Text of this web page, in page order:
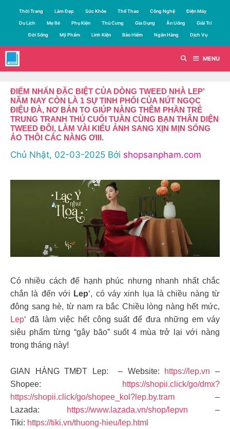
dung
Thời Trang Làm Đẹp Sức Khỏe Thể Thao Công Nghệ Điện Máy
Du Lịch Mẹ Bé Phụ Kiện Thú Cưng Gia Dụng Ăn Uống Giải Trí
Đời Sống Mỹ Phẩm Linh Kiện Bảo Hiểm Ngân Hàng Dịch Vụ
MENU
ĐIỂM NHẤN ĐẶC BIỆT CỦA DÒNG TWEED NHÀ LEP’
NĂM NAY CÒN LÀ 1 SỰ TINH PHỐI CỦA NÚT NGỌC
ĐIỆU ĐÀ, NƠ BẢN TO GIÚP NÀNG THÊM PHẦN TRẺ
TRUNG TRANH THỦ CUỐI TUẦN CÙNG BẠN THÂN DIỆN
TWEED ĐÔI, LÀM VÀI KIỂU ẢNH SANG XỊN MỊN SỐNG
ẢO THÔI CÁC NÀNG ƠIII.
Chủ Nhật, 02-03-2025 Bởi shopsanpham.com
Có nhiều cách để hạnh phúc nhưng nhanh nhất chắc
chắn là đến với Lep‘, có váy xinh lụa là chiều nàng từ
đông sang hè, từ nam ra bắc Chiều lòng nàng hết mức,
Lep‘ đã làm việc hết công suất để đưa những em váy
siêu phẩm từng “gây bão” suốt 4 mùa trở lại với nàng
trong tháng này!
GIAN HÀNG TMĐT Lep: – Website: https://lep.vn –
Shopee:
https://shopii.click/go/dmx?
https://shopii.click/go/shopee_kol?lep.by.tram –
Lazada:
https://www.lazada.vn/shop/lepvn –
Tiki: https://tiki.vn/thuong-hieu/lep.html